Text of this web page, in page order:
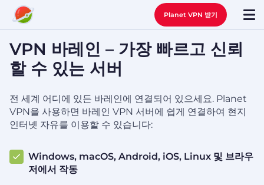
Planet VPN 받기
VPN 바레인 – 가장 빠르고 신뢰
할 수 있는 서버
전 세계 어디에 있든 바레인에 연결되어 있으세요. Planet
VPN을 사용하면 바레인 VPN 서버에 쉽게 연결하여 현지
인터넷 자유를 이용할 수 있습니다:
Windows, macOS, Android, iOS, Linux 및 브라우
저에서 작동